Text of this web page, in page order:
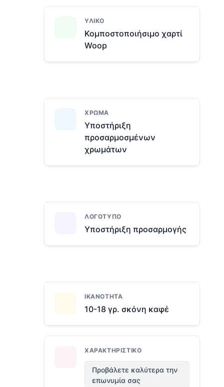
ΥΛΙΚΌ
Κομποστοποιήσιμο χαρτί
Woop
ΧΡΏΜΑ
Υποστήριξη
προσαρμοσμένων
χρωμάτων
ΛΟΓΌΤΥΠΟ
Υποστήριξη προσαρμογής
ΙΚΑΝΌΤΗΤΑ
10-18 γρ. σκόνη καφέ
ΧΑΡΑΚΤΗΡΙΣΤΙΚΌ
Προβάλετε καλύτερα την
επωνυμία σας